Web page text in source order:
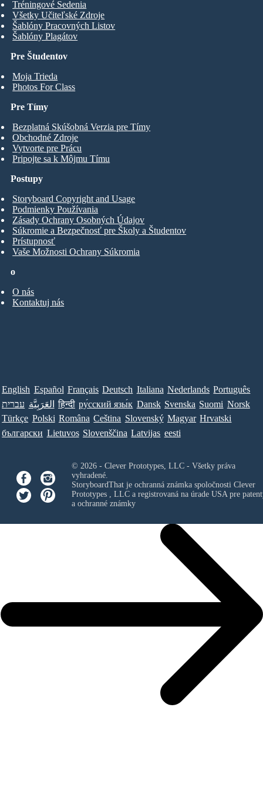
Pre Študentov
Moja Trieda
Photos For Class
Tréningové Sedenia
Všetky Učiteľské Zdroje
Šablóny Pracovných Listov
Šablóny Plagátov
Pre Tímy
Bezplatná Skúšobná Verzia pre Tímy
Obchodné Zdroje
Vytvorte pre Prácu
Pripojte sa k Môjmu Tímu
o
O nás
Kontaktuj nás
Postupy
Storyboard Copyright and Usage
Podmienky Používania
Zásady Ochrany Osobných Údajov
Súkromie a Bezpečnosť pre Školy a Študentov
Prístupnosť
Vaše Možnosti Ochrany Súkromia
English Español Français Deutsch Italiana Nederlands Português
עברית العَرَبِيَّة हिन्दी ру́сский язы́к Dansk Svenska Suomi Norsk
Türkçe Polski Româna Ceština Slovenský Magyar Hrvatski
български Lietuvos Slovenščina Latvijas eesti
© 2026 - Clever Prototypes, LLC - Všetky práva
vyhradené.
StoryboardThat je ochranná známka spoločnosti Clever
Prototypes , LLCa registrovaná na úrade USA pre
a ochranné známky